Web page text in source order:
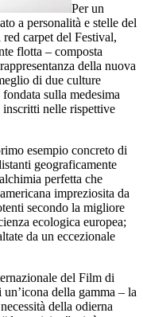
Per un
a personalità e stelle del
carpet del Festival,
flotta – composta
della nuova
di due culture
sulla medesima
nelle rispettive
esempio concreto di
geograficamente
perfetta che
impreziosita da
secondo la migliore
ecologica europea;
da un eccezionale
del Film di
della gamma – la
della odierna